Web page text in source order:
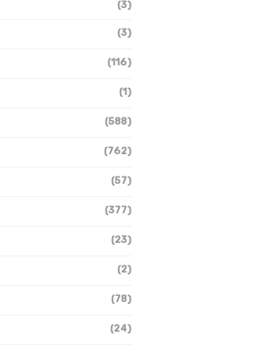
(3)
(3)
(116)
(1)
(588)
(762)
(57)
(377)
(23)
(2)
(78)
(24)